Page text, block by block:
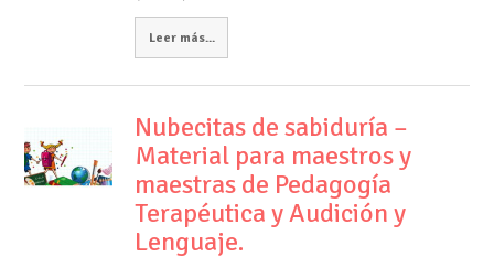
Leer más...
Nubecitas de sabiduría –
Material para maestros y
maestras de Pedagogía
Terapéutica y Audición y
Lenguaje.